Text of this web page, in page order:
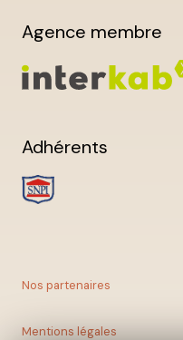
Agence membre
Adhérents
Nos partenaires
Mentions légales